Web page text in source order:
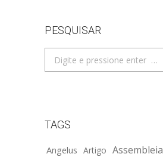
PESQUISAR
Search:
TAGS
Angelus Artigo Assembleia